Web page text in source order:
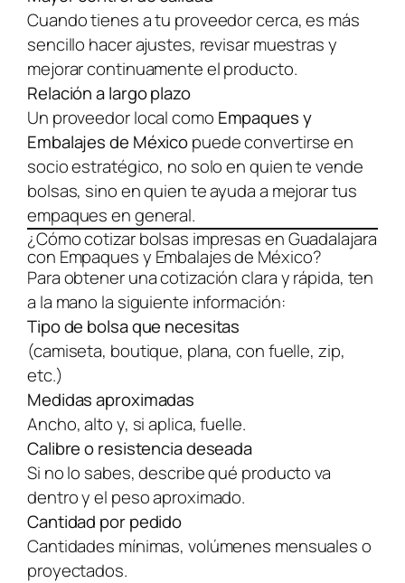
Cuando tienes a tu proveedor cerca, es más
sencillo hacer ajustes, revisar muestras y
mejorar continuamente el producto.
Relación a largo plazo
Un proveedor local como Empaques y
Embalajes de Méxicopuede convertirse en
socio estratégico, no solo en quien te vende
bolsas, sino en quien te ayuda a mejorar tus
empaques en general.
¿Cómo cotizar bolsas impresas en Guadalajara
con Empaques y Embalajes de México?
Para obtener una cotización clara y rápida, ten
a la mano la siguiente información:
Tipo de bolsa que necesitas
(camiseta, boutique, plana, con fuelle, zip,
etc.)
Medidas aproximadas
Ancho, alto y, si aplica, fuelle.
Calibre o resistencia deseada
Si no lo sabes, describe qué producto va
dentro y el peso aproximado.
Cantidad por pedido
Cantidades mínimas, volúmenes mensuales o
proyectados.